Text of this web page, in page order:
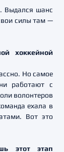
Выдался шанс
силы там —
хоккейной
Но самое
работают с
волонтеров
ехала в
Вот это
этот этап